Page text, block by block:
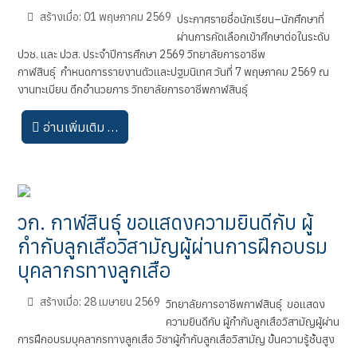
สร้างเมื่อ: 01 พฤษภาคม 2569 ประกาศรายชื่อนักเรียน–นักศึกษาที่
ผ่านการคัดเลือกเข้าศึกษาต่อในระดับ
ปวช. และ ปวส. ประจำปีการศึกษา 2569 วิทยาลัยการอาชีพ
กาฬสินธุ์ กำหนดการรายงานตัวและปฐมนิเทศ วันที่ 7 พฤษภาคม 2569 ณ
งานทะเบียน ตึกอำนวยการ วิทยาลัยการอาชีพกาฬสินธุ์
อ่านเพิ่มเติม …
วก. กาฬสินธุ์ ขอแสดงความยินดีกับ ผู้
กำกับลูกเสือวิสามัญผู้ผ่านการฝึกอบรม
บุคลากรทางลูกเสือ
สร้างเมื่อ: 28 เมษายน 2569 วิทยาลัยการอาชีพกาฬสินธุ์ ขอแสดง
ความยินดีกับ ผู้กำกับลูกเสือวิสามัญผู้ผ่าน
การฝึกอบรมบุคลากรทางลูกเสือ วิชาผู้กำกับลูกเสือวิสามัญ ขั้นความรู้ชั้นสูง